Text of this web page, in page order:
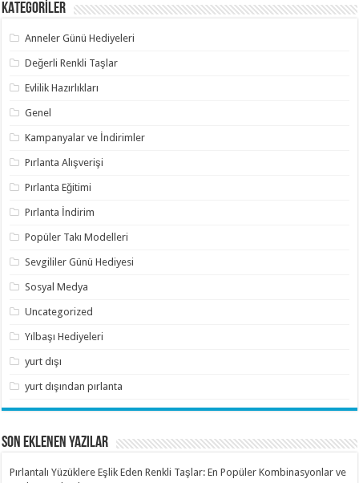
KATEGORİLER
Anneler Günü Hediyeleri
Değerli Renkli Taşlar
Evlilik Hazırlıkları
Genel
Kampanyalar ve İndirimler
Pırlanta Alışverişi
Pırlanta Eğitimi
Pırlanta İndirim
Popüler Takı Modelleri
Sevgililer Günü Hediyesi
Sosyal Medya
Uncategorized
Yılbaşı Hediyeleri
yurt dışı
yurt dışından pırlanta
SON EKLENEN YAZILAR
Pırlantalı Yüzüklere Eşlik Eden Renkli Taşlar: En Popüler Kombinasyonlar ve